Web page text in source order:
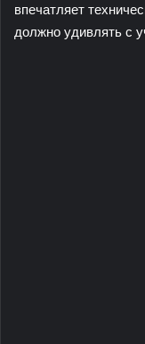
впечатляет
должно удивлять с